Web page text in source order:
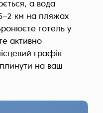
а вода
км на пляжах
готель у
активно
графік
на ваш